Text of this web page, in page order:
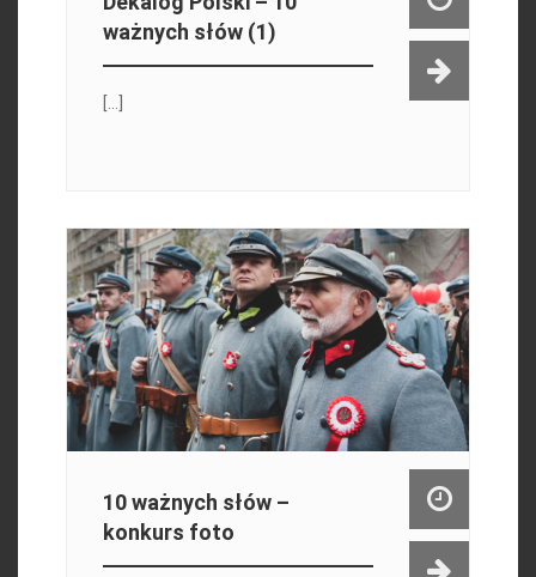
ważnych słów (1)
[...]
10 ważnych słów –
konkurs foto